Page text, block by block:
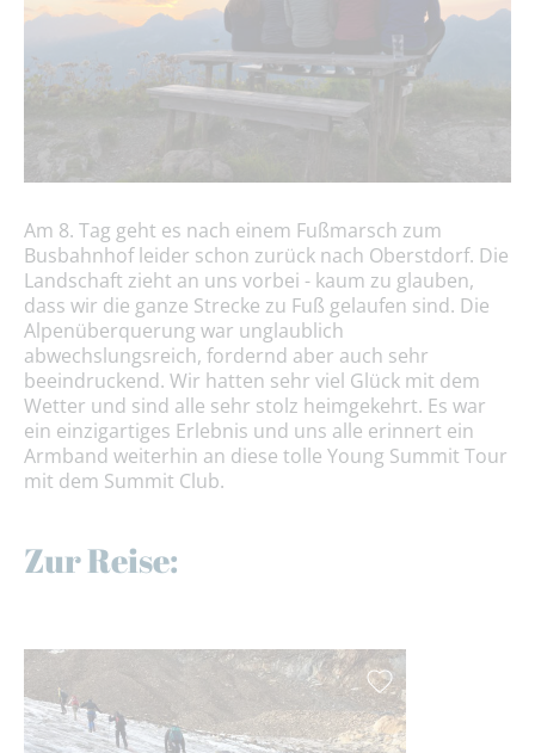
Am 8. Tag geht es nach einem Fußmarsch zum
Busbahnhof leider schon zurück nach Oberstdorf. Die
Landschaft zieht an uns vorbei - kaum zu glauben,
dass wir die ganze Strecke zu Fuß gelaufen sind. Die
Alpenüberquerung war unglaublich
abwechslungsreich, fordernd aber auch sehr
beeindruckend. Wir hatten sehr viel Glück mit dem
Wetter und sind alle sehr stolz heimgekehrt. Es war
ein einzigartiges Erlebnis und uns alle erinnert ein
Armband weiterhin an diese tolle Young Summit Tour
mit dem Summit Club.
Zur Reise: